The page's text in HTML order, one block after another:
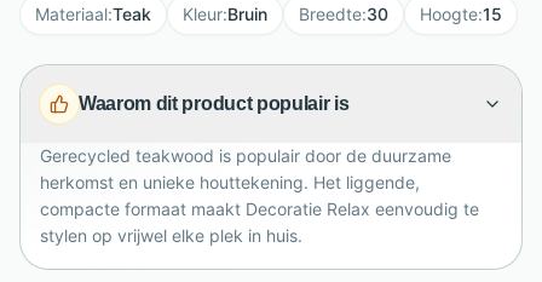
perfect op een dressoir, wandplank, vensterbank of
ontspannen sfeer en laat zich makkelijk combineren
met andere houten accessoires, aardetinten en
natuurlijke materialen. Een compact maar sfeervol
woonaccessoire voor wie houdt van duurzame
decoratie met een ambachtelijke, organische
uitstraling in huis.
Materiaal:Teak Kleur:Bruin Breedte:30 Hoogte:15
Waarom dit product populair is
Gerecycled teakwood is populair door de duurzame
herkomst en unieke houttekening. Het liggende,
compacte formaat maakt Decoratie Relax eenvoudig te
stylen op vrijwel elke plek in huis.